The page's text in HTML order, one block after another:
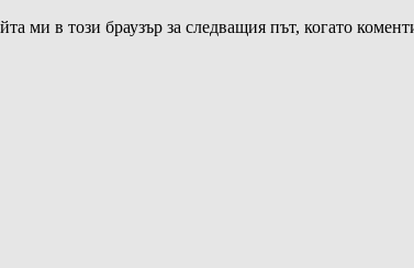
ми в този браузър за следващия път, когато